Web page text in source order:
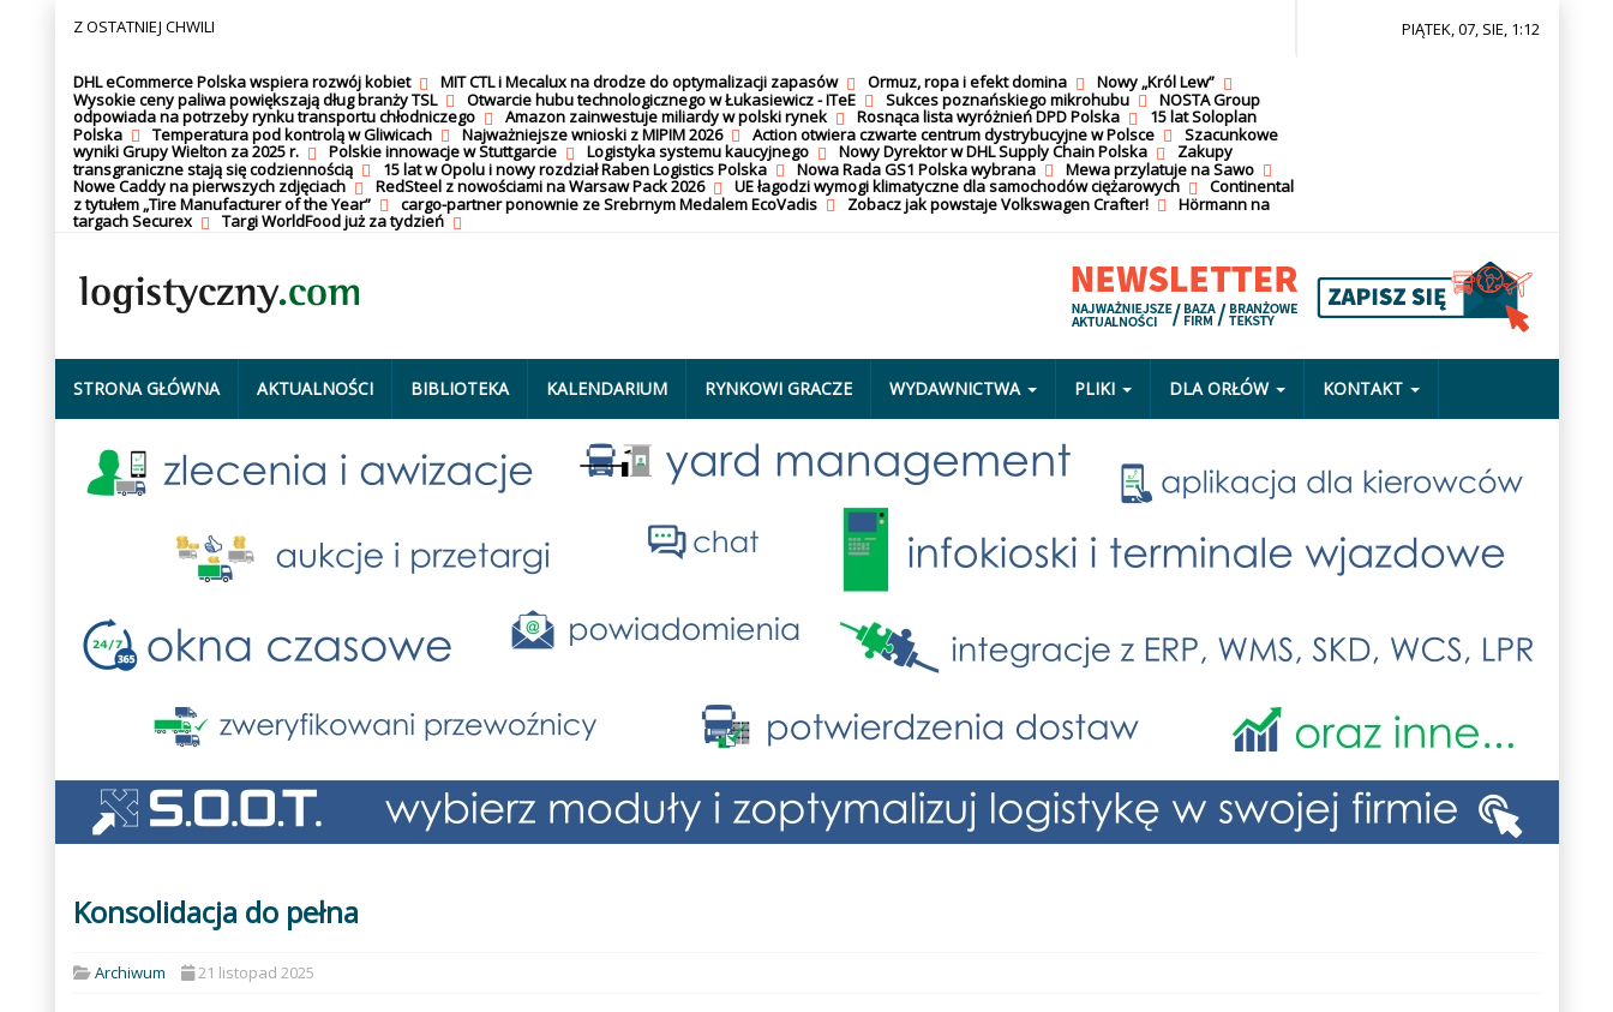
Z OSTATNIEJ CHWILI
DHL eCommerce Polska wspiera rozwój kobiet MIT CTL i Mecalux na drodze do optymalizacji zapasów Ormuz, ropa i efekt domina
Nowy „Król Lew”
Wysokie ceny paliwa powiększają dług branży TSL
Otwarcie hubu technologicznego w Łukasiewicz - ITeE Sukces poznańskiego mikrohubu
NOSTA Group
odpowiada na potrzeby rynku transportu chłodniczego
Amazon zainwestuje miliardy w polski rynek Rosnąca lista wyróżnień DPD Polska
15 lat Soloplan
Polska
Temperatura pod kontrolą w Gliwicach Najważniejsze wnioski z MIPIM 2026 Action otwiera czwarte centrum dystrybucyjne w Polsce
Szacunkowe
wyniki Grupy Wielton za 2025 r.
Polskie innowacje w Stuttgarcie Logistyka systemu kaucyjnego Nowy Dyrektor w DHL Supply Chain Polska
Zakupy
transgraniczne stają się codziennością
15 lat w Opolu i nowy rozdział Raben Logistics Polska Nowa Rada GS1 Polska wybrana
Mewa przylatuje na Sawo
Nowe Caddy na pierwszych zdjęciach
RedSteel z nowościami na Warsaw Pack 2026 UE łagodzi wymogi klimatyczne dla samochodów ciężarowych
Continental
z tytułem „Tire Manufacturer of the Year”
cargo-partner ponownie ze Srebrnym Medalem EcoVadis Zobacz jak powstaje Volkswagen Crafter!
Hörmann na
targach Securex
Targi WorldFood już za tydzień
PIĄTEK, 07, SIE, 1:12
STRONA GŁÓWNA AKTUALNOŚCI BIBLIOTEKA KALENDARIUM RYNKOWI GRACZE WYDAWNICTWA PLIKI DLA ORŁÓW KONTAKT
Konsolidacja do pełna
Archiwum 21 listopad 2025